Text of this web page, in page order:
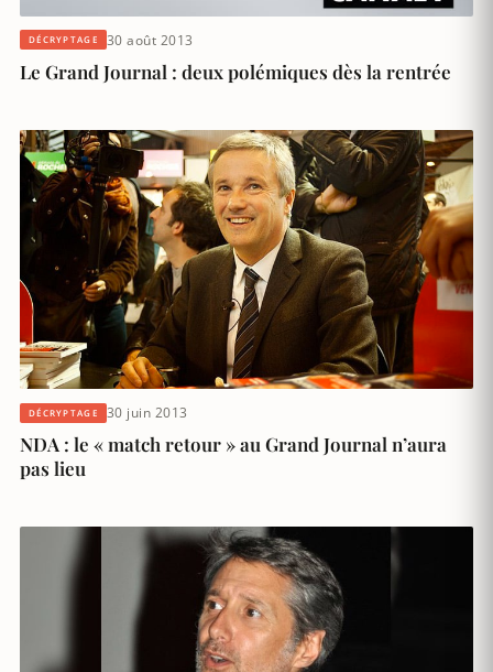
DÉCRYPTAGE 30 août 2013
Le Grand Journal : deux polémiques dès la rentrée
DÉCRYPTAGE 30 juin 2013
NDA : le « match retour » au Grand Journal n’aura
pas lieu